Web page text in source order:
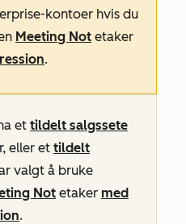
kontoer hvis du
Meeting Not etaker
.
et tildelt salgssete
eller et tildelt
valgt å bruke
Not etaker med
.